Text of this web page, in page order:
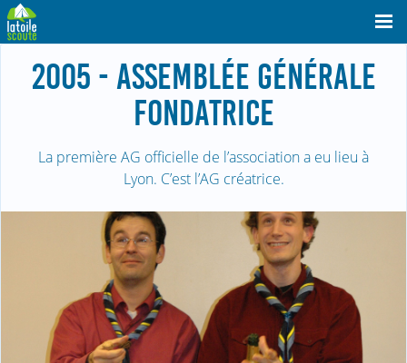
2005 - ASSEMBLÉE GÉNÉRALE
FONDATRICE
La première AG officielle de l’association a eu lieu à
Lyon. C’est l’AG créatrice.